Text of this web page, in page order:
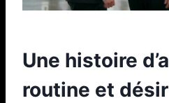
Une histoire
routine et désir